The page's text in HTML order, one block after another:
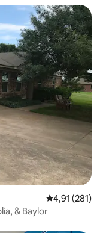
Priemerné
4,91 (281)
& Baylor